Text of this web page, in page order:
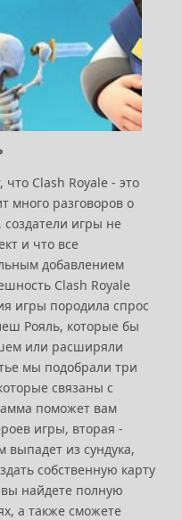
что Clash Royale - это
много разговоров о
создатели игры не
и что все
добавлением
Clash Royale
игры породила спрос
Рояль, которые бы
или расширяли
мы подобрали три
связаны с
поможет вам
игры, вторая -
выпадет из сундука,
собственную карту
найдете полную
а также сможете